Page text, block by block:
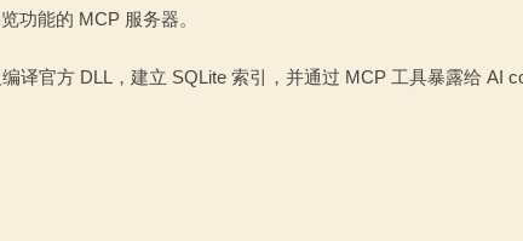
功能的 MCP 服务器。
译官方 DLL，建立 SQLite 索引，并通过 MCP 工具暴露给 AI